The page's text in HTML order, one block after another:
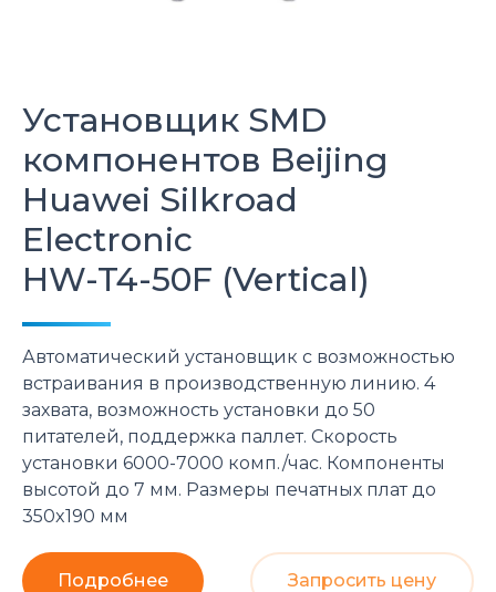
Установщик SMD
компонентов Beijing
Huawei Silkroad
Electronic
HW-T4-50F (Vertical)
Автоматический установщик с возможностью
встраивания в производственную линию. 4
захвата, возможность установки до 50
питателей, поддержка паллет. Скорость
установки 6000-7000 комп./час. Компоненты
высотой до 7 мм. Размеры печатных плат до
350x190 мм
Подробнее Запросить цену